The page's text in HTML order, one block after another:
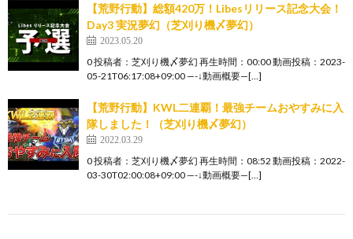
【荒野行動】総額420万！Libesリリース記念大会！
Day3 実況夢幻（芝刈り機〆夢幻）
2023.05.20
0 投稿者：芝刈り機〆夢幻 再生時間：00:00 動画投稿：2023-
05-21T06:17:08+09:00 —-↓動画概要—[…]
【荒野行動】KWL二連覇！最強チームおやすみに入
隊しました！（芝刈り機〆夢幻）
2022.03.29
0 投稿者：芝刈り機〆夢幻 再生時間：08:52 動画投稿：2022-
03-30T02:00:08+09:00 —-↓動画概要—[…]